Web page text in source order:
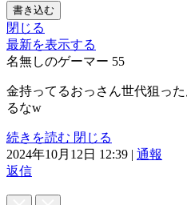
書き込む
閉じる
最新を表示する
名無しのゲーマー 55
金持ってるおっさん世代狙っ
るなw
続きを読む 閉じる
2024年10月12日 12:39 | 通報
返信